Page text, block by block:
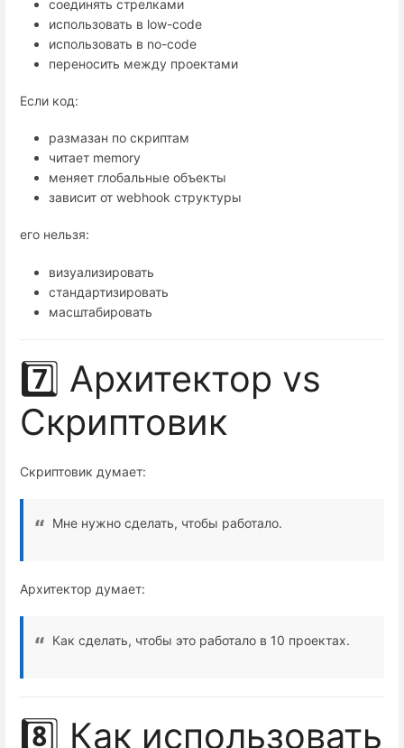
соединять стрелками
использовать в low-code
использовать в no-code
переносить между проектами
Если код:
размазан по скриптам
читает memory
меняет глобальные объекты
зависит от webhook структуры
его нельзя:
визуализировать
стандартизировать
масштабировать
7️⃣ Архитектор vs
Скриптовик
Скриптовик думает:
Мне нужно сделать, чтобы работало.
Архитектор думает:
Как сделать, чтобы это работало в 10 проектах.
8️⃣ Как использовать